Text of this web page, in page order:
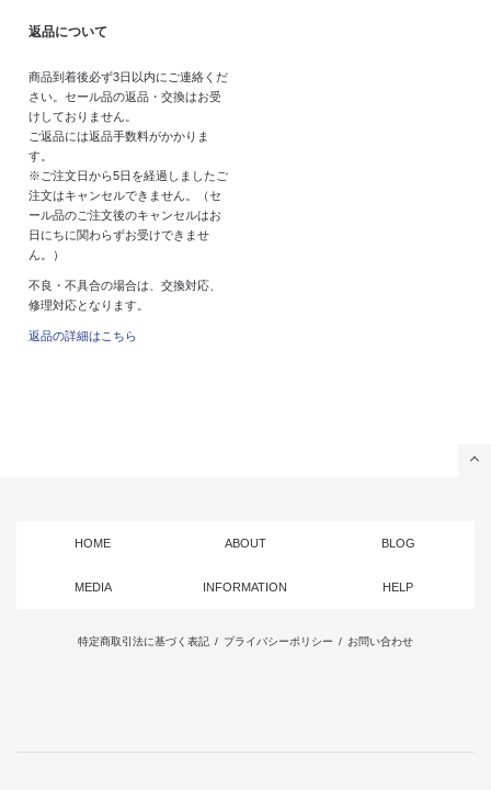
返品について
商品到着後必ず3日以内にご連絡くだ
さい。セール品の返品・交換はお受
けしておりません。
ご返品には返品手数料がかかりま
す。
※ご注文日から5日を経過しましたご
注文はキャンセルできません。（セ
ール品のご注文後のキャンセルはお
日にちに関わらずお受けできませ
ん。）
不良・不具合の場合は、交換対応、
修理対応となります。
返品の詳細はこちら
HOME ABOUT BLOG
MEDIA INFORMATION HELP
特定商取引法に基づく表記 / プライバシーポリシー / お問い合わせ